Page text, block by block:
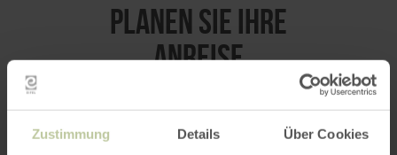
Zustimmung Details Über Cookies
PLANEN SIE IHRE
ANREISE